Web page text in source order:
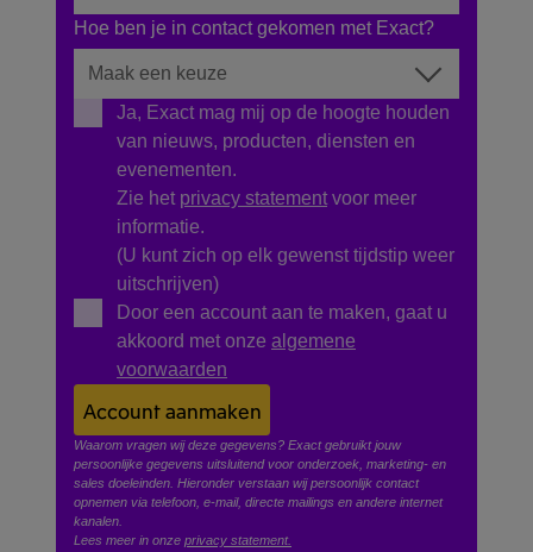
Hoe ben je in contact gekomen met Exact?
Ja, Exact mag mij op de hoogte houden
van nieuws, producten, diensten en
evenementen.
Zie het privacy statement voor meer
informatie.
(U kunt zich op elk gewenst tijdstip weer
uitschrijven)
Door een account aan te maken, gaat u
akkoord met onze algemene
voorwaarden
Account aanmaken
Waarom vragen wij deze gegevens? Exact gebruikt jouw
persoonlijke gegevens uitsluitend voor onderzoek, marketing- en
sales doeleinden. Hieronder verstaan wij persoonlijk contact
opnemen via telefoon, e-mail, directe mailings en andere internet
kanalen.
Lees meer in onze privacy statement.